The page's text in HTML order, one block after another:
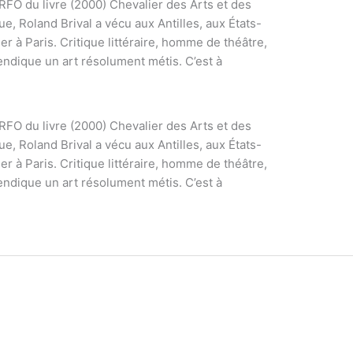
du livre (2000) Chevalier des Arts et des
Roland Brival a vécu aux Antilles, aux États-
à Paris. Critique littéraire, homme de théâtre,
un art résolument métis. C’est à
du livre (2000) Chevalier des Arts et des
Roland Brival a vécu aux Antilles, aux États-
à Paris. Critique littéraire, homme de théâtre,
un art résolument métis. C’est à